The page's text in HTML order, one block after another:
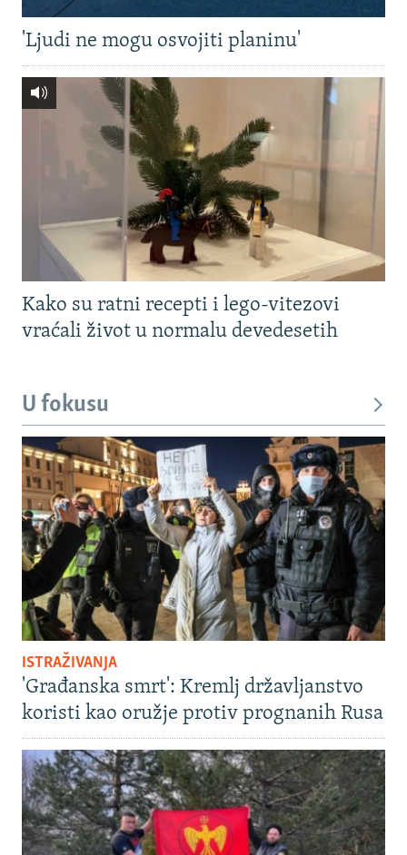
'Ljudi ne mogu osvojiti planinu'
Kako su ratni recepti i lego-vitezovi
vraćali život u normalu devedesetih
U fokusu
ISTRAŽIVANJA
'Građanska smrt': Kremlj državljanstvo
koristi kao oružje protiv prognanih Rusa